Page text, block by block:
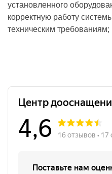
установленного
корректную работу
техническим требованиям;